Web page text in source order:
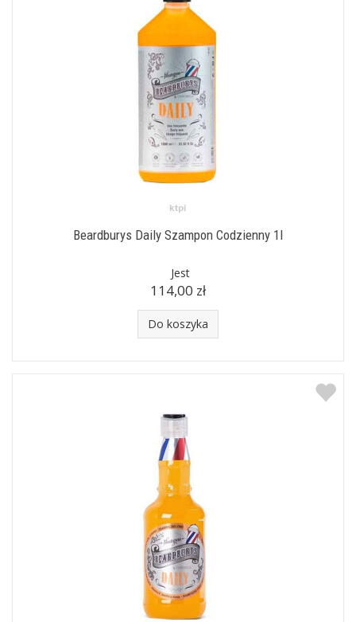
Beardburys Daily Szampon Codzienny 1l
Jest
114,00 zł
Do koszyka